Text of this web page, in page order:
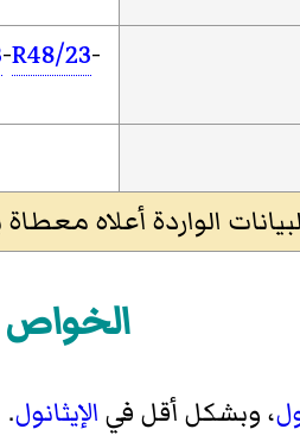
-R48/23-
أعلاه معطاة بالحالة
الخواص
، وبشكل أقل في الإيثانول.